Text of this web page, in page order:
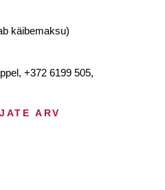
käibemaksu)
+372 6199 505,
ARV